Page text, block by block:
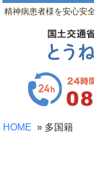
精神病患者様を安心安
HOME » 多国籍